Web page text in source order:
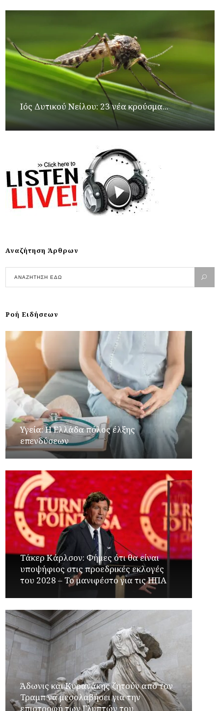
Ιός Δυτικού Νείλου: 23 νέα κρούσμα...
Αναζήτηση Άρθρων
Ροή Ειδήσεων
Υγεία: Η Ελλάδα πόλος έλξης
επενδύσεων
Τάκερ Κάρλσον: Φήμες ότι θα είναι
υποψήφιος στις προεδρικές εκλογές
του 2028 – Το μανιφέστο για τις ΗΠΑ
Άδωνις και Κυρανάκης ζητούν από τον
Τραμπ να μεσολαβήσει για την
επιστροφή των Γλυπτών του